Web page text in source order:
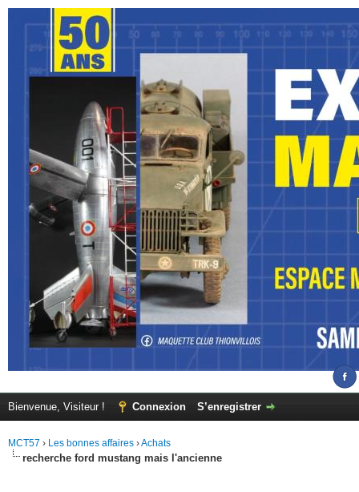
Bienvenue, Visiteur ! Connexion S’enregistrer
MCT57 › Les bonnes affaires ›Achats
recherche ford mustang mais l'ancienne